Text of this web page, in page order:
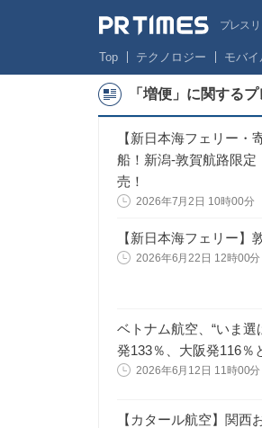
プレス
Top テクノロジー モバイ
「増便」に関する
【新日本海フェリー
船！新潟-敦賀航路限定
売！
2026年7月2日 10時00分
【新日本海フェリー
2026年6月22日 12時00分
ベトナム航空、“いま
発133％、大阪発116％
2026年6月12日 11時00分
【カタール航空】関